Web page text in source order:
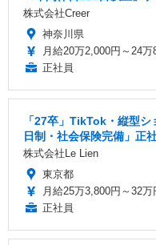
株式会社Creer
神奈川県
月給20万2,000円～24万
正社員
「27卒」TikTok・縦型
日制・社会保険完備」正
株式会社Le Lien
東京都
月給25万3,800円～32万
正社員